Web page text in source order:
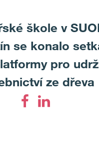
škole v
se konalo
pro
ze dřeva